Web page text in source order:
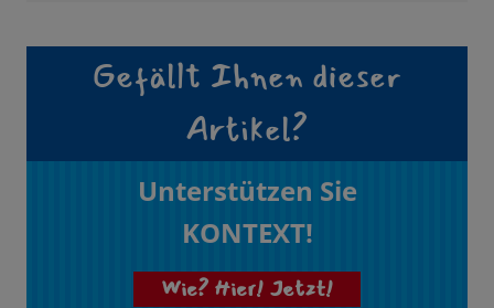
Gefällt Ihnen dieser
Artikel?
Unterstützen Sie
KONTEXT!
Wie? Hier! Jetzt!